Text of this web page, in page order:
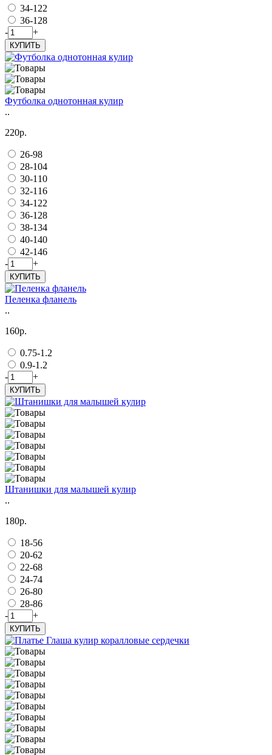
34-122
36-128
-
+
КУПИТЬ
Футболка однотонная кулир
..
220р.
26-98
28-104
30-110
32-116
34-122
36-128
38-134
40-140
42-146
-
+
КУПИТЬ
Пеленка фланель
..
160р.
0.75-1.2
0.9-1.2
-
+
КУПИТЬ
Штанишки для малышей кулир
..
180р.
18-56
20-62
22-68
24-74
26-80
28-86
-
+
КУПИТЬ